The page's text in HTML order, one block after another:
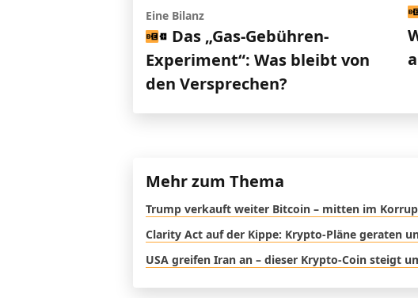
Eine Bilanz
Das „Gas-Gebühren-
Experiment“: Was bleibt von
den Versprechen?
Mehr zum Thema
Trump verkauft weiter Bitcoin – mitten im
Clarity Act auf der Kippe: Krypto-Pläne geraten
USA greifen Iran an – dieser Krypto-Coin steigt